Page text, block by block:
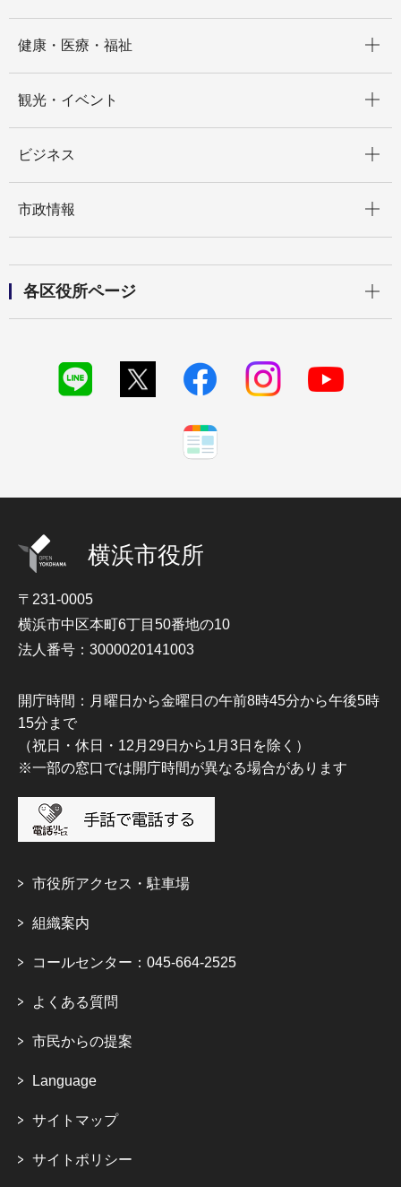
健康・医療・福祉
観光・イベント
ビジネス
市政情報
各区役所ページ
横浜市役所
〒231-0005
横浜市中区本町6丁目50番地の10
法人番号：3000020141003
開庁時間：月曜日から金曜日の午前8時45分から午後5時
15分まで
（祝日・休日・12月29日から1月3日を除く）
※一部の窓口では開庁時間が異なる場合があります
市役所アクセス・駐車場
組織案内
コールセンター：045-664-2525
よくある質問
市民からの提案
Language
サイトマップ
サイトポリシー